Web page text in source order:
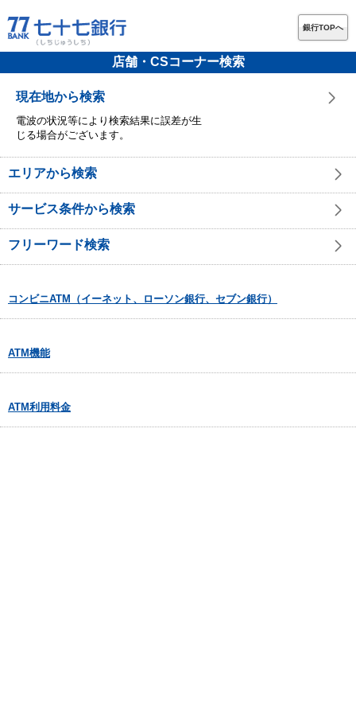
銀行TOPへ
店舗・CSコーナー検索
現在地から検索
電波の状況等により検索結果に誤差が生
じる場合がございます。
エリアから検索
サービス条件から検索
フリーワード検索
コンビニATM（イーネット、ローソン銀行、セブン銀行）
ATM機能
ATM利用料金